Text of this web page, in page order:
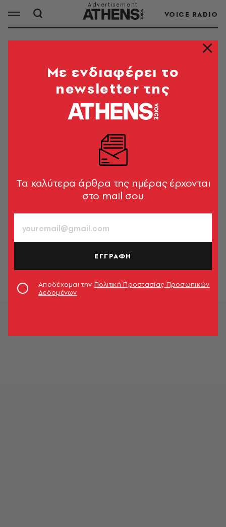
VOICE RADIO
ΚΑΛΑΜΑΤΑ
ΟΛΑ ΤΑ ΑΡΘΡΑ ΤΟΥ TAG
ΚΟΙΝΩΝΙΑ
ιδέα» - Τι λέει ο γιος του 76χρονου
που δέχτηκε επίθεση από ροτβάιλερ
ΚΟΙΝΩΝΙΑ
Καλαμάτα: Μάχη για τη ζωή δίνει ο
ροτβάιλερ
Mε ενδιαφέρει το
newsletter της
Tα καλύτερα άρθρα της ημέρας έρχονται
στο mail σου
ΕΓΓΡΑΦΗ
Αποδέχομαι την Πολιτική Προστασίας Προσωπικών
Δεδομένων